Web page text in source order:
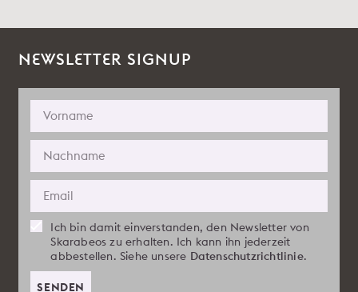
NEWSLETTER SIGNUP
Ich bin damit einverstanden, den Newsletter von
Skarabeos zu erhalten. Ich kann ihn jederzeit
abbestellen. Siehe unsere Datenschutzrichtlinie.
SENDEN